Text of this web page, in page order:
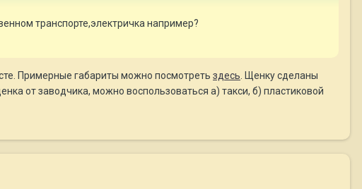
транспорте,электричка например?
Примерные габариты можно посмотреть здесь. Щенку сделаны
от заводчика, можно воспользоваться а) такси, б) пластиковой